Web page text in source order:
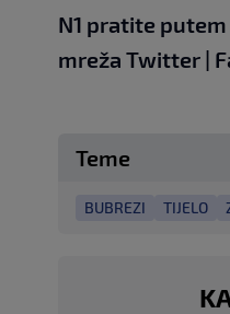
N1 pratite
mreža Twitter |
Teme
BUBREZI TIJELO